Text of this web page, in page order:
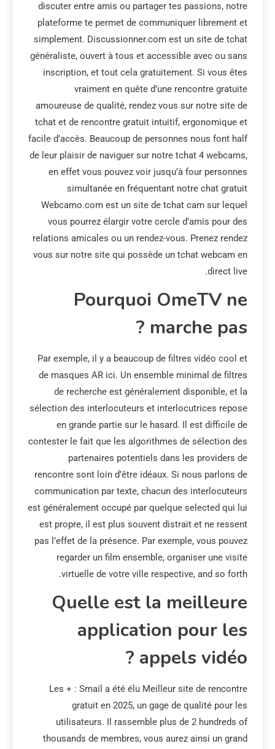
discuter entre amis ou partager tes passions, notre
plateforme te permet de communiquer librement et
simplement. Discussionner.com est un site de tchat
généraliste, ouvert à tous et accessible avec ou sans
inscription, et tout cela gratuitement. Si vous êtes
vraiment en quête d’une rencontre gratuite
amoureuse de qualité, rendez vous sur notre site de
tchat et de rencontre gratuit intuitif, ergonomique et
facile d’accès. Beaucoup de personnes nous font half
de leur plaisir de naviguer sur notre tchat 4 webcams,
en effet vous pouvez voir jusqu’à four personnes
simultanée en fréquentant notre chat gratuit
Webcamo.com est un site de tchat cam sur lequel
vous pourrez élargir votre cercle d’amis pour des
relations amicales ou un rendez-vous. Prenez rendez
vous sur notre site qui possède un tchat webcam en
direct live.
Pourquoi OmeTV ne
marche pas ?
Par exemple, il y a beaucoup de filtres vidéo cool et
de masques AR ici. Un ensemble minimal de filtres
de recherche est généralement disponible, et la
sélection des interlocuteurs et interlocutrices repose
en grande partie sur le hasard. Il est difficile de
contester le fait que les algorithmes de sélection des
partenaires potentiels dans les providers de
rencontre sont loin d’être idéaux. Si nous parlons de
communication par texte, chacun des interlocuteurs
est généralement occupé par quelque selected qui lui
est propre, il est plus souvent distrait et ne ressent
pas l’effet de la présence. Par exemple, vous pouvez
regarder un film ensemble, organiser une visite
virtuelle de votre ville respective, and so forth.
Quelle est la meilleure
application pour les
appels vidéo ?
Les + : Smail a été élu Meilleur site de rencontre
gratuit en 2025, un gage de qualité pour les
utilisateurs. Il rassemble plus de 2 hundreds of
thousands de membres, vous aurez ainsi un grand